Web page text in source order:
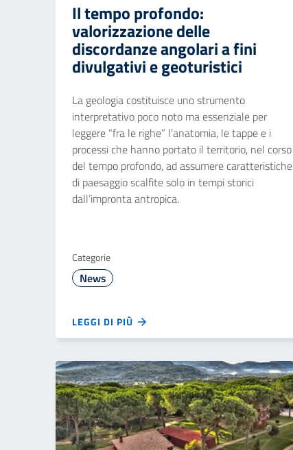
Il tempo profondo:
valorizzazione delle
discordanze angolari a fini
divulgativi e geoturistici
La geologia costituisce uno strumento
interpretativo poco noto ma essenziale per
leggere “fra le righe” l’anatomia, le tappe e i
processi che hanno portato il territorio, nel corso
del tempo profondo, ad assumere caratteristiche
di paesaggio scalfite solo in tempi storici
dall’impronta antropica.
Categorie
News
LEGGI DI PIÙ